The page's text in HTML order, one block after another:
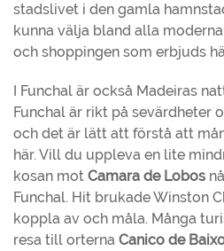
stadslivet i den gamla
kunna välja bland alla
och shoppingen som erbjuds
I Funchal är också Madeiras
Funchal är rikt på sevärdheter
och det är lätt att förstå att
här. Vill du uppleva en lite
kosan mot Camara de Lobos
Funchal. Hit brukade Winston
koppla av och måla. Många
resa till orterna Canico de